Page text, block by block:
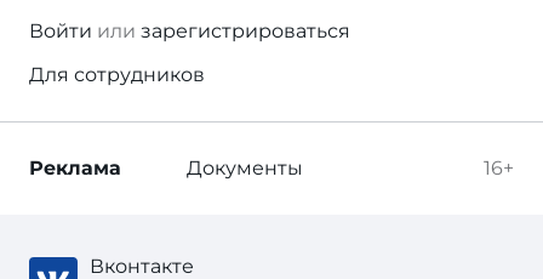
Войти или зарегистрироваться
Для сотрудников
16+
Реклама Документы
Вконтакте